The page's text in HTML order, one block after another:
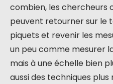
combien, les chercheurs
peuvent retourner sur le
piquets et revenir les
un peu comme mesurer
mais à une échelle bien
aussi des techniques